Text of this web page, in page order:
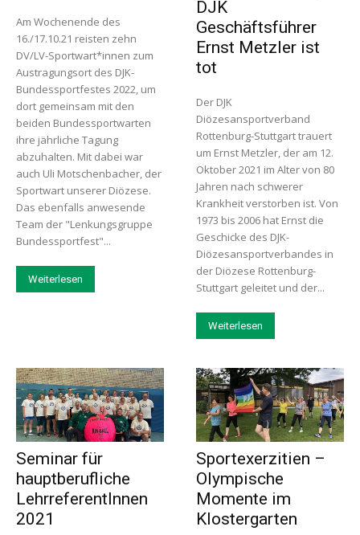
Am Wochenende des
16./17.10.21 reisten zehn
DV/LV-Sportwart*innen zum
Austragungsort des DJK-
Bundessportfestes 2022, um
dort gemeinsam mit den
beiden Bundessportwarten
ihre jährliche Tagung
abzuhalten. Mit dabei war
auch Uli Motschenbacher, der
Sportwart unserer Diözese.
Das ebenfalls anwesende
Team der "Lenkungsgruppe
Bundessportfest"...
Weiterlesen
DJK
Geschäftsführer
Ernst Metzler ist
tot
Der DJK
Diözesansportverband
Rottenburg-Stuttgart trauert
um Ernst Metzler, der am 12.
Oktober 2021 im Alter von 80
Jahren nach schwerer
Krankheit verstorben ist. Von
1973 bis 2006 hat Ernst die
Geschicke des DJK-
Diözesansportverbandes in
der Diözese Rottenburg-
Stuttgart geleitet und der...
Weiterlesen
Seminar für
hauptberufliche
LehrreferentInnen
2021
Sportexerzitien –
Olympische
Momente im
Klostergarten